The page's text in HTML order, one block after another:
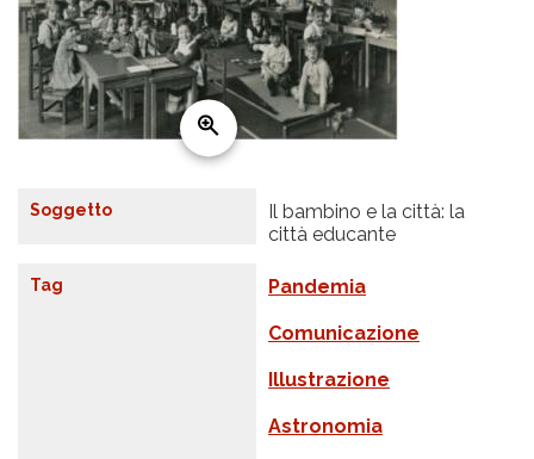
Soggetto
Il bambino e la città: la
città educante
Tag Pandemia
Comunicazione
Illustrazione
Astronomia